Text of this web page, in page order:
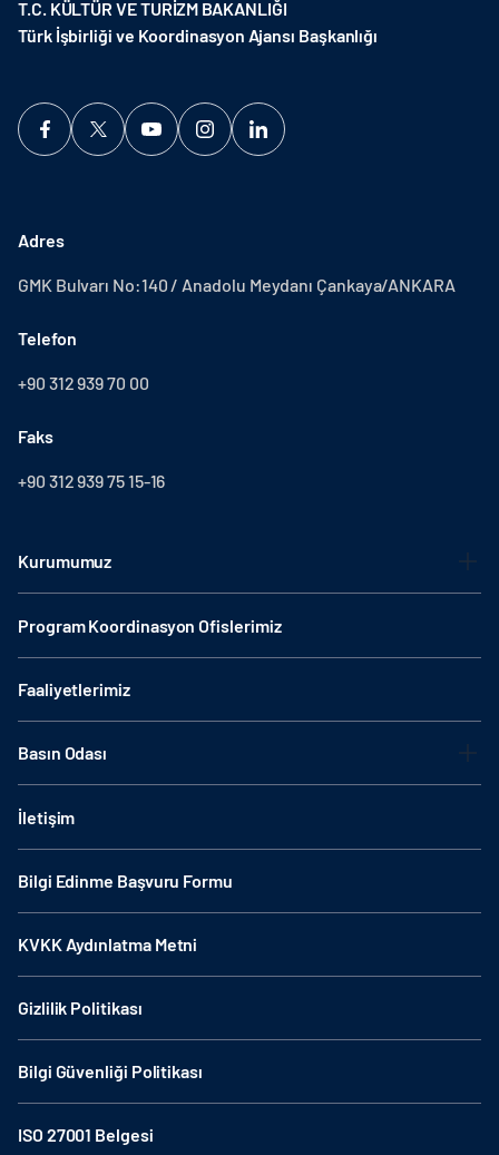
T.C. KÜLTÜR VE TURİZM BAKANLIĞI
Türk İşbirliği ve Koordinasyon Ajansı Başkanlığı
Adres
GMK Bulvarı No:140 / Anadolu Meydanı Çankaya/ANKARA
Telefon
+90 312 939 70 00
Faks
+90 312 939 75 15-16
Kurumumuz
Program Koordinasyon Ofislerimiz
Faaliyetlerimiz
Basın Odası
İletişim
Bilgi Edinme Başvuru Formu
KVKK Aydınlatma Metni
Gizlilik Politikası
Bilgi Güvenliği Politikası
ISO 27001 Belgesi